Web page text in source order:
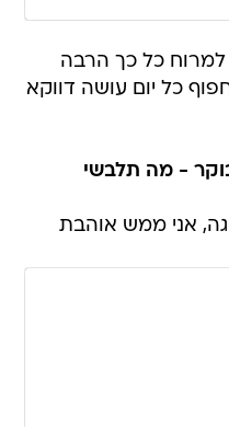
כל כך הרבה
כל יום עושה דווקא
- מה תלבשי
אני ממש אוהבת